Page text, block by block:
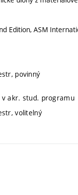
Edition, ASM
povinný
v akr. stud. programu
volitelný